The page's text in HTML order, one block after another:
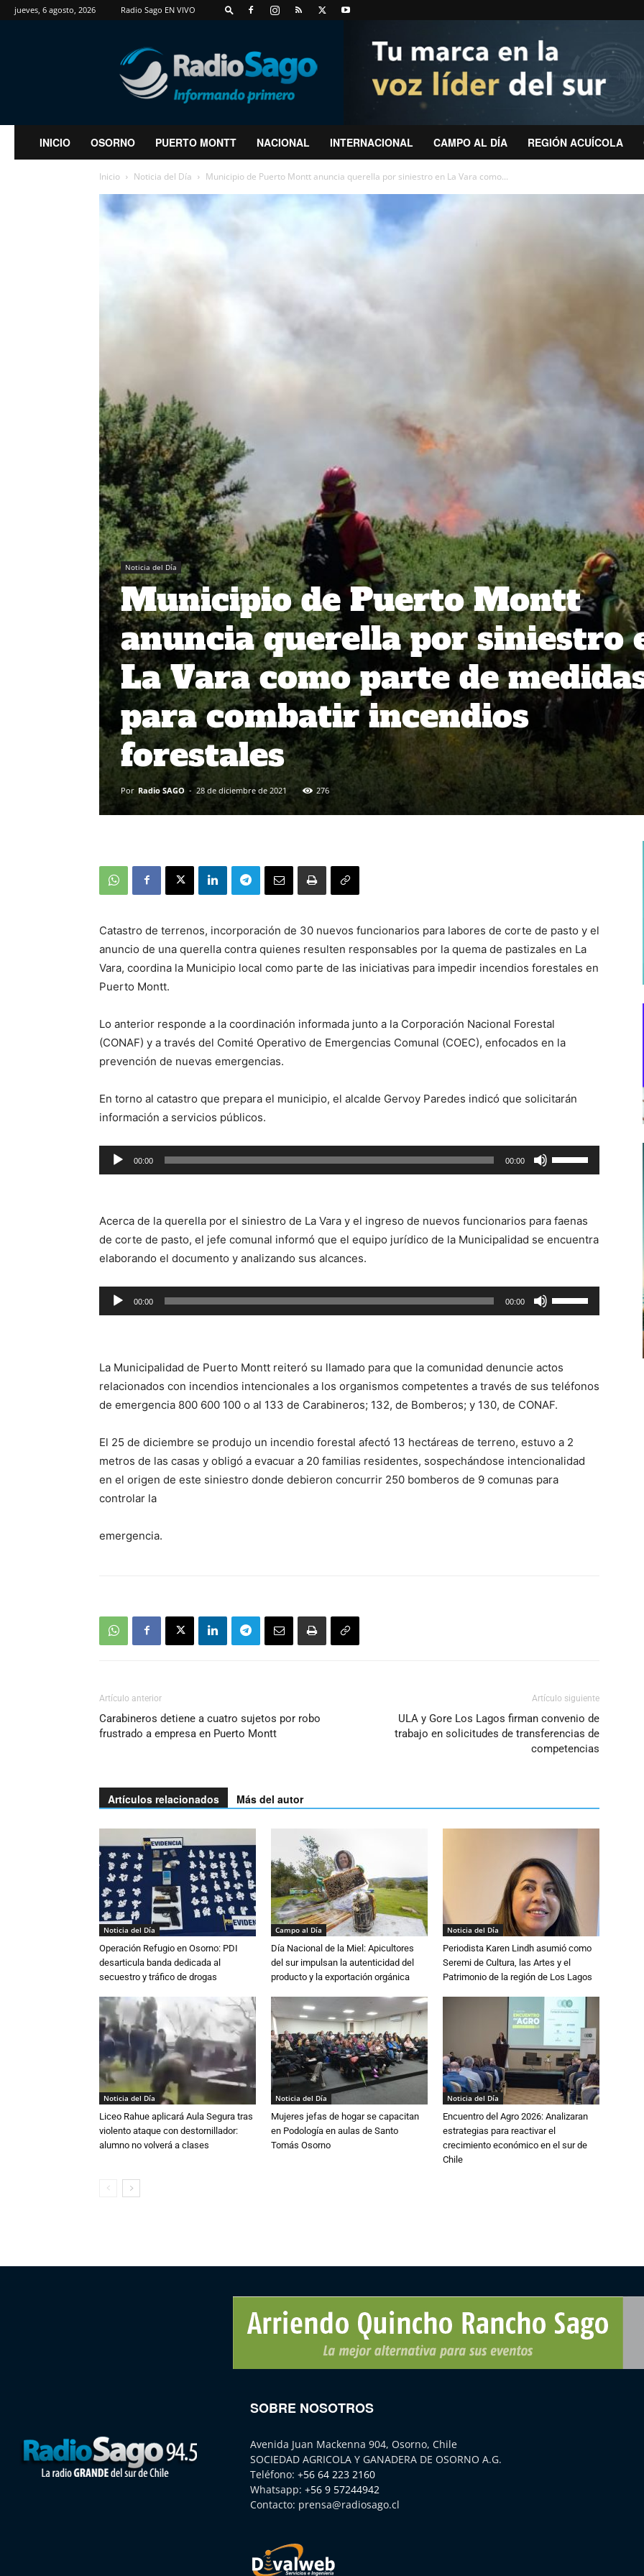
jueves, 6 agosto, 2026 Radio Sago EN VIVO
RadioSago
INICIO OSORNO PUERTO MONTT NACIONAL INTERNACIONAL CAMPO AL DÍA REGIÓN ACUÍCOLA
Inicio Noticia del Día Municipio de Puerto Montt anuncia querella por siniestro en La Vara como...
Noticia del Día
Municipio de Puerto Montt
anuncia querella por siniestro
La Vara como parte de
para combatir incendios
forestales
Por Radio SAGO - 28 de diciembre de 2021 276
Catastro de terrenos, incorporación de 30 nuevos funcionarios para labores de corte de pasto y el
anuncio de una querella contra quienes resulten responsables por la quema de pastizales en La
Vara, coordina la Municipio local como parte de las iniciativas para impedir incendios forestales en
Puerto Montt.
Lo anterior responde a la coordinación informada junto a la Corporación Nacional Forestal
(CONAF) y a través del Comité Operativo de Emergencias Comunal (COEC), enfocados en la
prevención de nuevas emergencias.
En torno al catastro que prepara el municipio, el alcalde Gervoy Paredes indicó que solicitarán
información a servicios públicos.
Reproductor
de
00:00 00:00
las
flecha
arriba/abajo
aumentar
o
Acerca de la querella por el siniestro de La Vara y el ingreso de nuevos funcionarios para faenas
de corte de pasto, el jefe comunal informó que el equipo jurídico de la Municipalidad se encuentra
elaborando el documento y analizando sus alcances.
Reproductor
de
00:00 00:00
las
flecha
arriba/abajo
para
o
disminuir
el
La Municipalidad de Puerto Montt reiteró su llamado para que la comunidad denuncie actos
relacionados con incendios intencionales a los organismos competentes a través de sus teléfonos
de emergencia 800 600 100 o al 133 de Carabineros; 132, de Bomberos; y 130, de CONAF.
El 25 de diciembre se produjo un incendio forestal afectó 13 hectáreas de terreno, estuvo a 2
metros de las casas y obligó a evacuar a 20 familias residentes, sospechándose intencionalidad
en el origen de este siniestro donde debieron concurrir 250 bomberos de 9 comunas para
controlar la
emergencia.
Artículo anterior
Carabineros detiene a cuatro sujetos por robo
frustrado a empresa en Puerto Montt
Artículo siguiente
ULA y Gore Los Lagos firman convenio de
trabajo en solicitudes de transferencias de
competencias
Artículos relacionados Más del autor
Noticia del Día
Operación Refugio en Osorno: PDI
desarticula banda dedicada al
secuestro y tráfico de drogas
Campo al Día
Día Nacional de la Miel: Apicultores
del sur impulsan la autenticidad del
producto y la exportación orgánica
Noticia del Día
Periodista Karen Lindh asumió como
Seremi de Cultura, las Artes y el
Patrimonio de la región de Los Lagos
Noticia del Día
Liceo Rahue aplicará Aula Segura tras
violento ataque con destornillador:
alumno no volverá a clases
Noticia del Día
Mujeres jefas de hogar se capacitan
en Podología en aulas de Santo
Tomás Osorno
Noticia del Día
Encuentro del Agro 2026: Analizaran
estrategias para reactivar el
crecimiento económico en el sur de
Chile
SOBRE NOSOTROS
Avenida Juan Mackenna 904, Osorno, Chile
SOCIEDAD AGRICOLA Y GANADERA DE OSORNO A.G.
Teléfono: +56 64 223 2160
Whatsapp: +56 9 57244942
Contacto: prensa@radiosago.cl